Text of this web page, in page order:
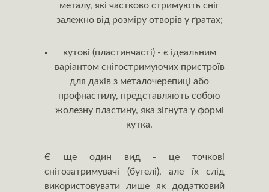
металу, які частково стримують сніг
залежно від розміру отворів у ґратах;
кутові (пластинчасті) - є ідеальним
варіантом снігостримуючих пристроїв
для дахів з металочерепиці або
профнастилу, представляють собою
жолезну пластину, яка зігнута у формі
кутка.
Є ще один вид - це точкові
снігозатримувачі (бугелі), але їх слід
використовувати лише як додатковий